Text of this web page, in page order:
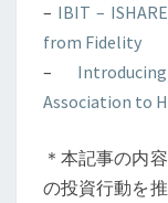
– IBIT –
from Fidelity
–
Association to
＊本記事の内
の投資行動を